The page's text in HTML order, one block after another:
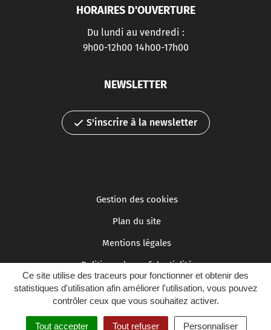
Ce site utilise des traceurs pour fonctionner et obtenir des
statistiques d'utilisation afin améliorer l'utilisation, vous pouvez
contrôler ceux que vous souhaitez activer.
Tout accepter Tout refuser Personnaliser
HORAIRES D'OUVERTURE
Du lundi au vendredi :
9h00-12h00 14h00-17h00
NEWSLETTER
S'inscrire à la newsletter
Gestion des cookies
Plan du site
Mentions légales
Politique de confidentialité
Accessibilité : partiellement conforme